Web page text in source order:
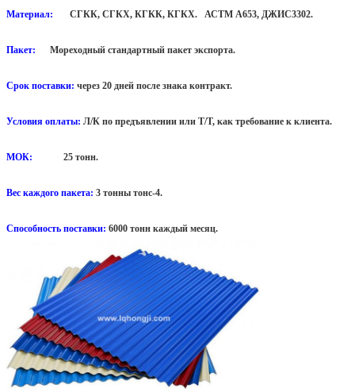
Материал: СГКК, СГКХ, КГКК, КГКХ. АСТМ А653, ДЖИС3302.
Пакет: Мореходный стандартный пакет экспорта.
Срок поставки: через 20 дней после знака контракт.
Условия оплаты: Л/К по предъявлении или Т/Т, как требование к клиента.
МОК: 25 тонн.
Вес каждого пакета: 3 тонны тонс-4.
Способность поставки: 6000 тонн каждый месяц.